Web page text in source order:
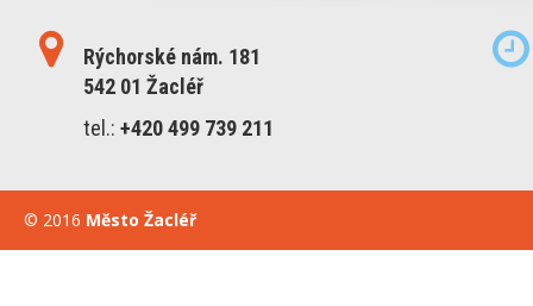
Rýchorské nám. 181
542 01 Žacléř
tel.:+420 499 739 211
© 2016 Město Žacléř